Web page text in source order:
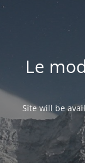
Le
Site will be